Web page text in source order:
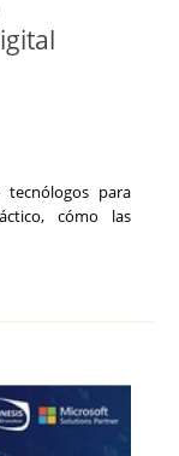
para
cómo las